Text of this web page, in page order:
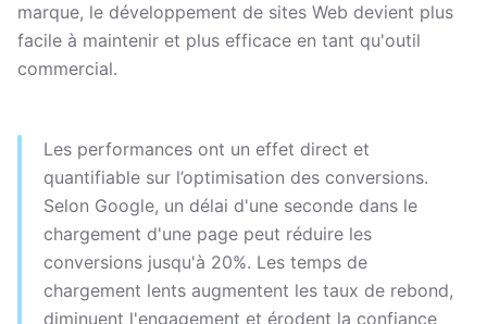
marque, le développement de sites Web devient plus
facile à maintenir et plus efficace en tant qu'outil
commercial.
Les performances ont un effet direct et
quantifiable sur l’optimisation des conversions.
Selon Google, un délai d'une seconde dans le
chargement d'une page peut réduire les
conversions jusqu'à 20%. Les temps de
chargement lents augmentent les taux de rebond,
diminuent l'engagement et érodent la confiance